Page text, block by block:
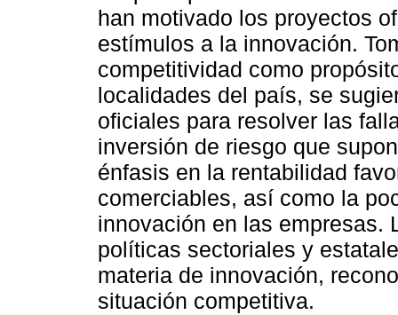
han motivado los proyectos
estímulos a la innovación.
competitividad como
localidades del país, se
oficiales para resolver las
inversión de riesgo que
énfasis en la rentabilidad
comerciables, así como la
innovación en las empresas.
políticas sectoriales y
materia de innovación,
situación competitiva.